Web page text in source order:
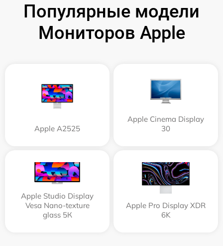
Популярные модели
Мониторов Apple
Apple А2525
Apple Cinema Display
30
Apple Studio Display
Vesa Nano-texture
glass 5К
Apple Pro Display XDR
6K